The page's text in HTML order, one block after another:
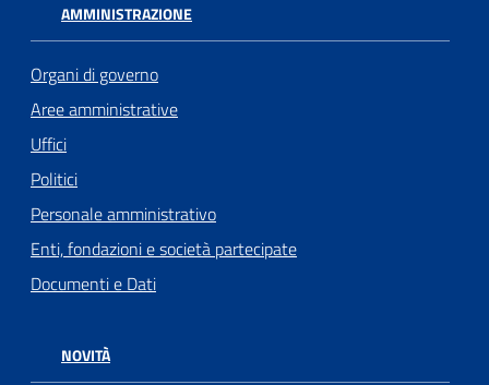
AMMINISTRAZIONE
Organi di governo
Aree amministrative
Uffici
Politici
Personale amministrativo
Enti, fondazioni e società partecipate
Documenti e Dati
NOVITÀ